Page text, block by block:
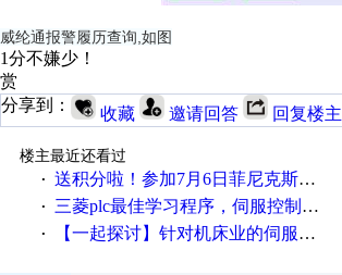
威纶通报警履历查询,如图
1分不嫌少！
赏
分享到：
收藏 邀请回答 回复楼主
楼主最近还看过
· 送积分啦！参加7月6日菲尼克斯在线研讨会即得
· 三菱plc最佳学习程序，伺服控制，各种报警，注释详细，看的懂，学得快！
· 【一起探讨】针对机床业的伺服系统发展，您的期望是什么？